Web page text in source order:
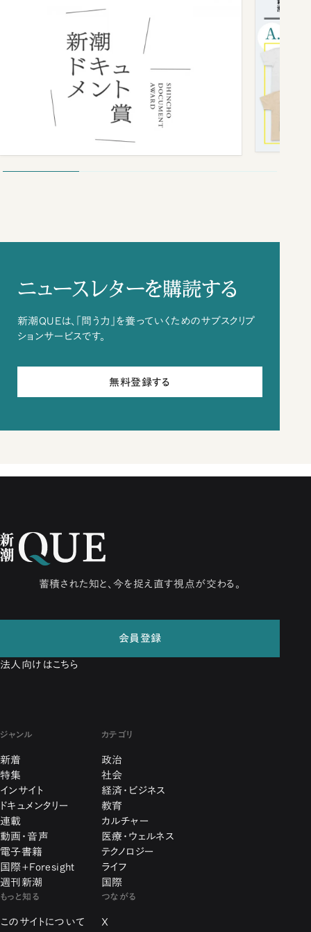
ニュースレターを購読する
新潮QUEは、「問う力」を養っていくためのサブスクリプ
ションサービスです。
無料登録する
蓄積された知と、今を捉え直す視点が交わる。
会員登録
法人向けはこちら
ジャンル
新着
特集
インサイト
ドキュメンタリー
連載
動画・音声
電子書籍
国際+Foresight
週刊新潮
カテゴリ
政治
社会
経済・ビジネス
教育
カルチャー
医療・ウェルネス
テクノロジー
ライフ
国際
もっと知る
このサイトについて
つながる
X